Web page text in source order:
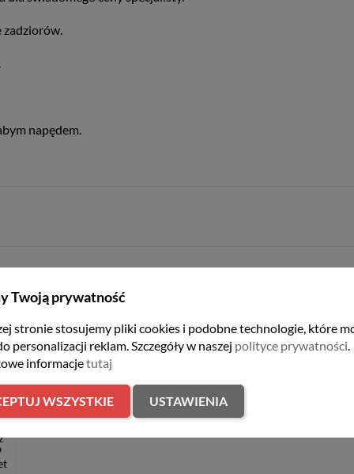
napędem.
Twoją prywatność
stronie stosujemy pliki cookies i podobne technologie, które
personalizacji reklam. Szczegóły w naszej polityce prywatności.
informacjetutaj
WSZYSTKIE USTAWIENIA